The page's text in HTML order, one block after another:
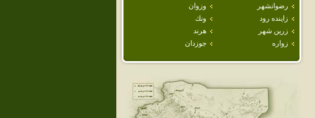
رضوانشهر
وزوان
زاينده رود
ونك
زرين شهر
هرند
زواره
جوزدان